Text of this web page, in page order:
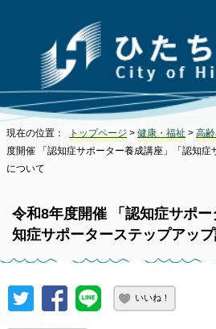
現在の位置： トップページ > 健康・福祉 > 高
度開催 「認知症サポーター養成講座」「認知症
について
令和8年度開催 「認知症サポ
知症サポーターステップアッ
いいね！